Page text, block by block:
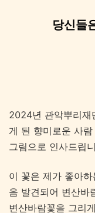
당신들
2024년 관악뿌리재
게 된 향미로운 사
그림으로 인사드립
이 꽃은 제가 좋아하
음 발견되어 변산바
변산바람꽃을 그리